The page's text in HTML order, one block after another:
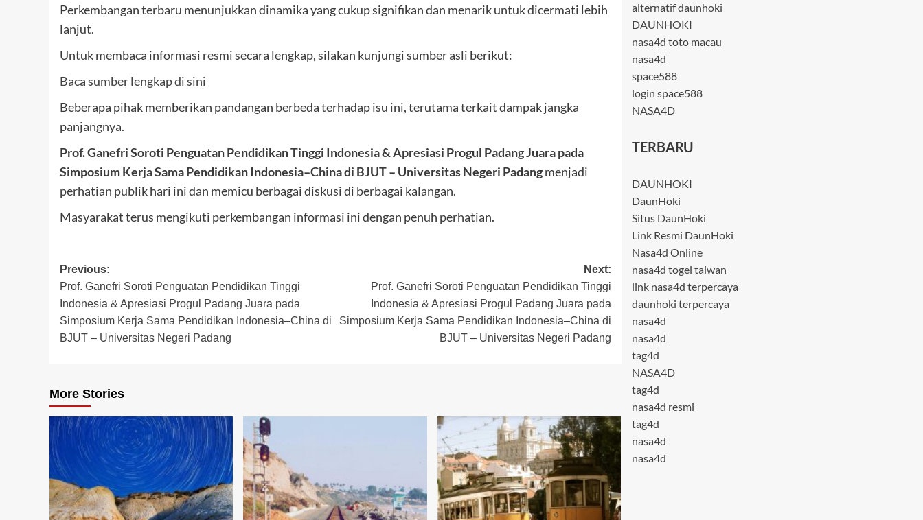
Perkembangan terbaru menunjukkan dinamika yang cukup signifikan dan menarik untuk dicermati lebih
lanjut.
Untuk membaca informasi resmi secara lengkap, silakan kunjungi sumber asli berikut:
Baca sumber lengkap di sini
Beberapa pihak memberikan pandangan berbeda terhadap isu ini, terutama terkait dampak jangka
panjangnya.
Prof. Ganefri Soroti Penguatan Pendidikan Tinggi Indonesia & Apresiasi Progul Padang Juara pada
Simposium Kerja Sama Pendidikan Indonesia–China di BJUT – Universitas Negeri Padangmenjadi
perhatian publik hari ini dan memicu berbagai diskusi di berbagai kalangan.
Masyarakat terus mengikuti perkembangan informasi ini dengan penuh perhatian.
Post
navigation
Previous:
Prof. Ganefri Soroti Penguatan Pendidikan Tinggi
Indonesia & Apresiasi Progul Padang Juara pada
Simposium Kerja Sama Pendidikan Indonesia–China di
BJUT – Universitas Negeri Padang
Next:
Prof. Ganefri Soroti Penguatan Pendidikan Tinggi
Indonesia & Apresiasi Progul Padang Juara pada
Simposium Kerja Sama Pendidikan Indonesia–China di
BJUT – Universitas Negeri Padang
More Stories
alternatif daunhoki
DAUNHOKI
nasa4d toto macau
nasa4d
space588
login space588
NASA4D
TERBARU
DAUNHOKI
DaunHoki
Situs DaunHoki
Link Resmi DaunHoki
Nasa4d Online
nasa4d togel taiwan
link nasa4d terpercaya
daunhoki terpercaya
nasa4d
nasa4d
tag4d
NASA4D
tag4d
nasa4d resmi
tag4d
nasa4d
nasa4d